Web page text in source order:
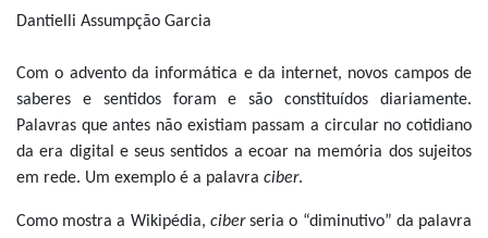
Dantielli Assumpção Garcia
Com o advento da informática e da internet, novos campos de
saberes e sentidos foram e são constituídos diariamente.
Palavras que antes não existiam passam a circular no cotidiano
da era digital e seus sentidos a ecoar na memória dos sujeitos
em rede. Um exemplo é a palavra ciber.
Como mostra a Wikipédia, ciberseria o “diminutivo” da palavra